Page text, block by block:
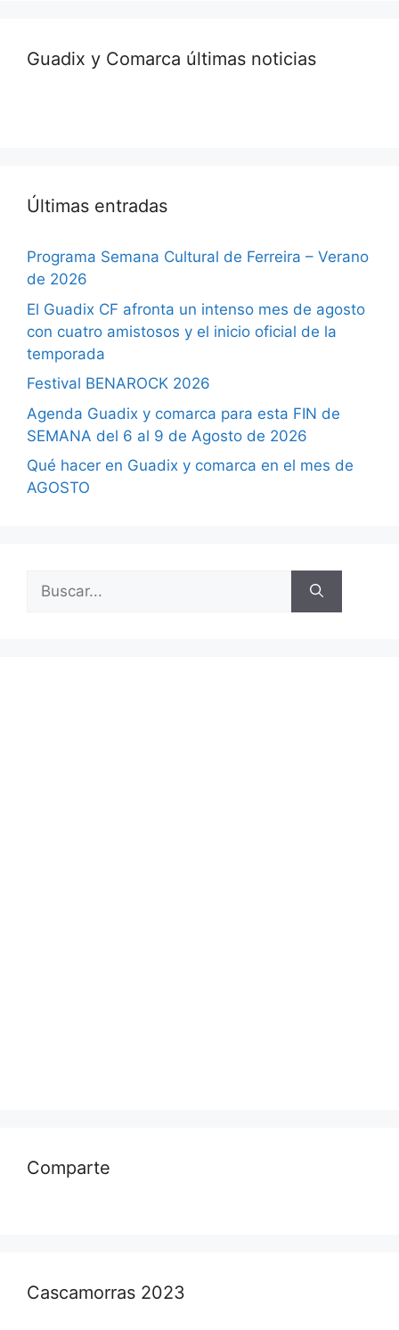
Guadix y Comarca últimas noticias
Últimas entradas
Programa Semana Cultural de Ferreira – Verano
de 2026
El Guadix CF afronta un intenso mes de agosto
con cuatro amistosos y el inicio oficial de la
temporada
Festival BENAROCK 2026
Agenda Guadix y comarca para esta FIN de
SEMANA del 6 al 9 de Agosto de 2026
Qué hacer en Guadix y comarca en el mes de
AGOSTO
Buscar:
Comparte
Cascamorras 2023